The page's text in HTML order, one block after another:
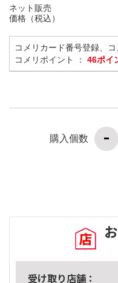
ネット販売
価格（税込）
コメリカード番号登録、
コメリポイント ： 46ポイ
購入個数
受け取り店舗：